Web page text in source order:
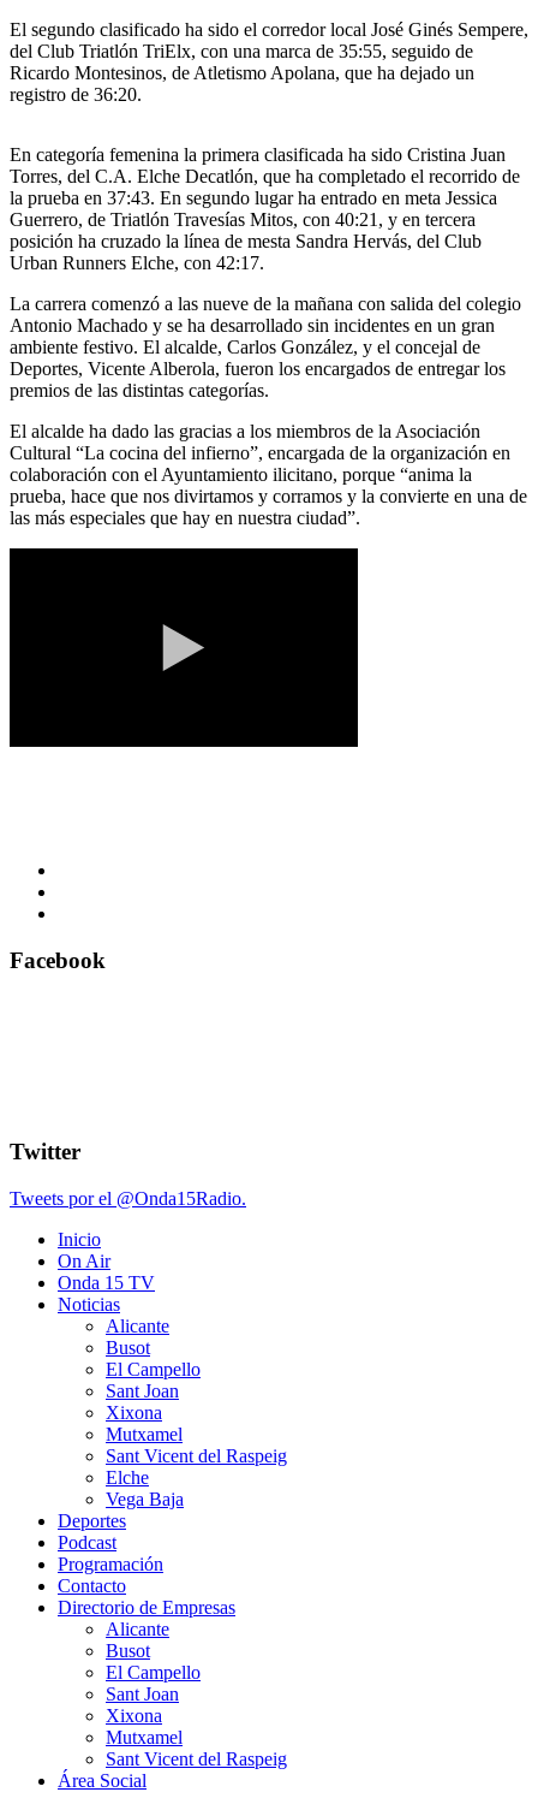
El segundo clasificado ha sido el corredor local José Ginés Sempere,
del Club Triatlón TriElx, con una marca de 35:55, seguido de
Ricardo Montesinos, de Atletismo Apolana, que ha dejado un
registro de 36:20.
En categoría femenina la primera clasificada ha sido Cristina Juan
Torres, del C.A. Elche Decatlón, que ha completado el recorrido de
la prueba en 37:43. En segundo lugar ha entrado en meta Jessica
Guerrero, de Triatlón Travesías Mitos, con 40:21, y en tercera
posición ha cruzado la línea de mesta Sandra Hervás, del Club
Urban Runners Elche, con 42:17.
La carrera comenzó a las nueve de la mañana con salida del colegio
Antonio Machado y se ha desarrollado sin incidentes en un gran
ambiente festivo. El alcalde, Carlos González, y el concejal de
Deportes, Vicente Alberola, fueron los encargados de entregar los
premios de las distintas categorías.
El alcalde ha dado las gracias a los miembros de la Asociación
Cultural “La cocina del infierno”, encargada de la organización en
colaboración con el Ayuntamiento ilicitano, porque “anima la
prueba, hace que nos divirtamos y corramos y la convierte en una de
las más especiales que hay en nuestra ciudad”.
Facebook
Twitter
Tweets por el @Onda15Radio.
Inicio
On Air
Onda 15 TV
Noticias
Alicante
Busot
El Campello
Sant Joan
Xixona
Mutxamel
Sant Vicent del Raspeig
Elche
Vega Baja
Deportes
Podcast
Programación
Contacto
Directorio de Empresas
Alicante
Busot
El Campello
Sant Joan
Xixona
Mutxamel
Sant Vicent del Raspeig
Área Social